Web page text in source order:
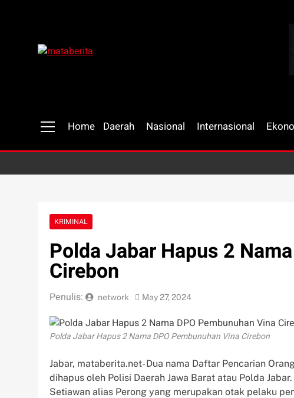
Home Daerah Nasional Internasional
KRIMINAL
Polda Jabar Hapus 2
Cirebon
Penulis: network May 27, 2024
Polda Jabar Hapus 2 Nama DPO Pembunuhan Vina Cirebon
Jabar, mataberita.net- Dua nama Daftar Pencarian
dihapus oleh Polisi Daerah Jawa Barat atau Polda
Setiawan alias Perong yang merupakan otak pelaku